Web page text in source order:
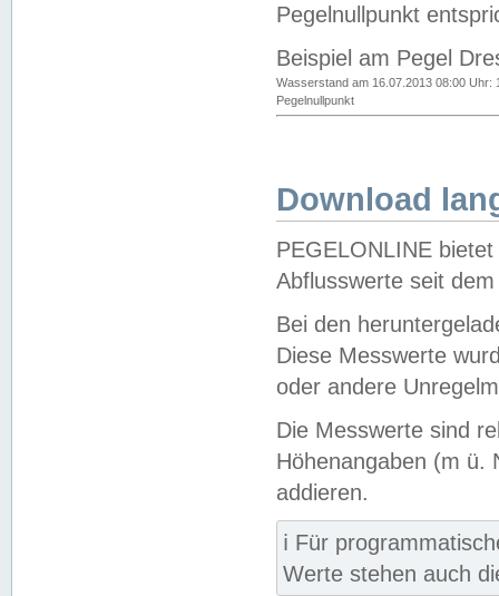
Pegelnullpunkt
Beispiel am Pegel
Wasserstand am 16.07.2013 08:00 Uhr:
Pegelnullpunkt
Download
PEGELONLINE
Abflusswerte seit
Bei den
Diese Messwerte
oder andere
Die Messwerte sind
Höhenangaben (m ü.
addieren.
ℹ️ Für
Werte stehen auch